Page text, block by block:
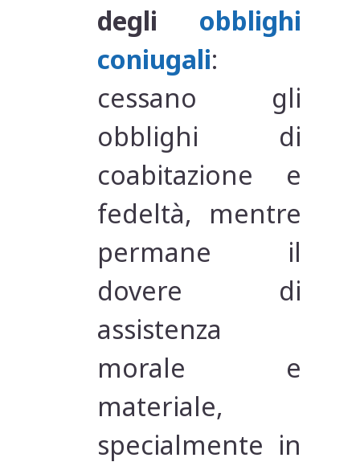
degli obblighi
coniugali:
cessano gli
obblighi di
coabitazione e
fedeltà, mentre
permane il
dovere di
assistenza
morale e
materiale,
specialmente in